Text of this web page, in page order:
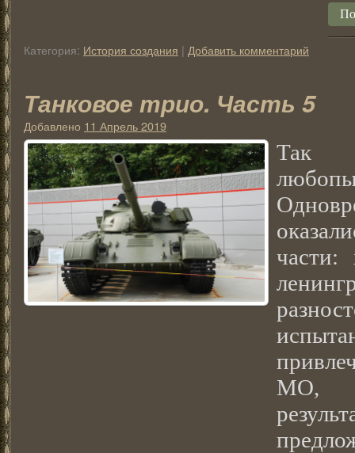
Категория: История создания | Добавить комментарий
Танковое трио. Часть 5
Добавлено 11 Апрель 2019
Так
части:
МО,